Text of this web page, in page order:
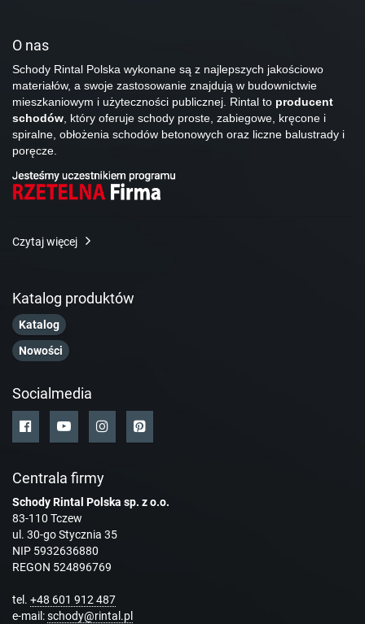
O nas
Schody Rintal Polska wykonane są z najlepszych jakościowo
materiałów, a swoje zastosowanie znajdują w budownictwie
mieszkaniowym i użyteczności publicznej. Rintal to producent
schodów, który oferuje schody proste, zabiegowe, kręcone i
spiralne, obłożenia schodów betonowych oraz liczne balustrady i
poręcze.
Czytaj więcej
Katalog produktów
Katalog
Nowości
Socialmedia
Centrala firmy
Schody Rintal Polska sp. z o.o.
83-110 Tczew
ul. 30-go Stycznia 35
NIP 5932636880
REGON 524896769
tel. +48 601 912 487
e-mail:schody@rintal.pl